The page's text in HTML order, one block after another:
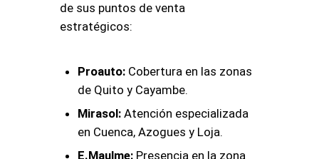
de sus puntos de venta
estratégicos:
Proauto: Cobertura en las zonas
de Quito y Cayambe.
Mirasol: Atención especializada
en Cuenca, Azogues y Loja.
E.Maulme: Presencia en la zona